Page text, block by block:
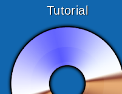
Tutorial